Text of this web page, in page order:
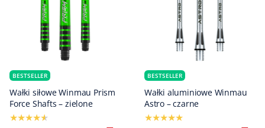
BESTSELLER
Wałki siłowe Winmau Prism
Force Shafts – zielone
BESTSELLER
Wałki aluminiowe Winmau
Astro – czarne